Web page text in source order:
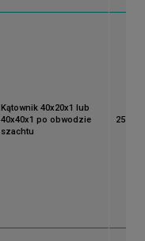
Kątownik 40x20x1 lub
40x40x1 po obwodzie
szachtu
25